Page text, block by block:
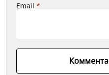
Email *